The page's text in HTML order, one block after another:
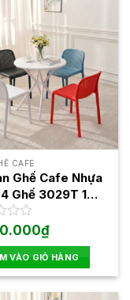
CAFE
Ghế Cafe Nhựa
Ghế 3029T 1
₫
VÀO GIỎ HÀNG